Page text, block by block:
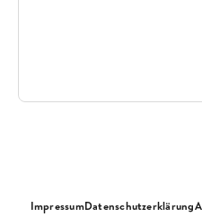
ImpressumDatenschutzerklärung